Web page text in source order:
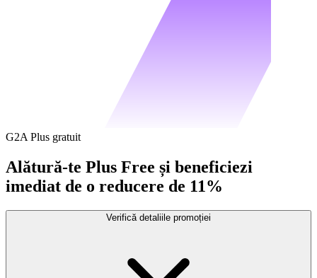
G2A Plus gratuit
Alătură-te Plus Free și beneficiezi
imediat de o reducere de 11%
Verifică detaliile promoției